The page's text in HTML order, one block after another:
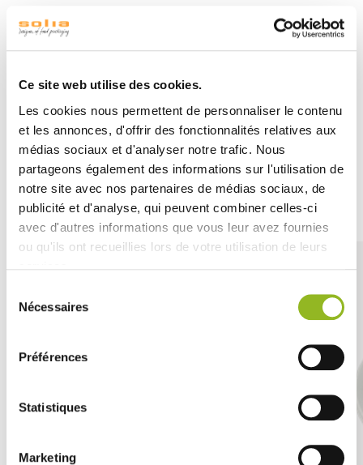
Ce site web utilise des cookies.
Les cookies nous permettent de personnaliser le contenu
et les annonces, d'offrir des fonctionnalités relatives aux
médias sociaux et d'analyser notre trafic. Nous
partageons également des informations sur l'utilisation de
notre site avec nos partenaires de médias sociaux, de
publicité et d'analyse, qui peuvent combiner celles-ci
avec d'autres informations que vous leur avez fournies
ou qu'ils ont recueillies lors de votre utilisation de leurs
Nécessaires
Préférences
Statistiques
Marketing
Description Détails produit
Format compact et pratique pour les plats chauds à
emporter.
Découvrez aussi